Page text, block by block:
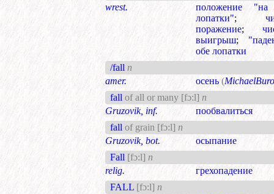
wrest.
положение "на
лопатки";
поражение;
выигрыш;
обе лопатки
/fall n
amer.
осень (
fallof all or many [fɔ:l] n
Gruzovik, inf.
пообвалиться
fallof grain [fɔ:l] n
Gruzovik, bot.
осыпание
Fall [fɔ:l] n
relig.
грехопадение
FALL [fɔ:l] n